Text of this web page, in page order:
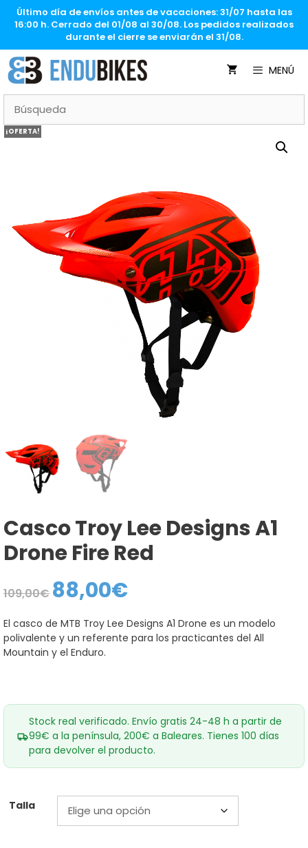
SaltarÚltimo día de envíos antes de vacaciones: 31/07 hasta las
16:00 h. Cerrado del 01/08 al 30/08. Los pedidos realizados
durante el cierre se enviarán el 31/08.
MENÚ
¡OFERTA!
Casco Troy Lee Designs A1
Drone Fire Red
109,00€
El
precio
era:
109,00€.
88,00€El
precio
es:
88,00€.
El casco de MTB Troy Lee Designs A1 Drone es un modelo
polivalente y un referente para los practicantes del All
Mountain y el Enduro.
Stock real verificado. Envío gratis 24-48 h a partir de
99€ a la península, 200€ a Baleares. Tienes 100 días
para devolver el producto.
Talla